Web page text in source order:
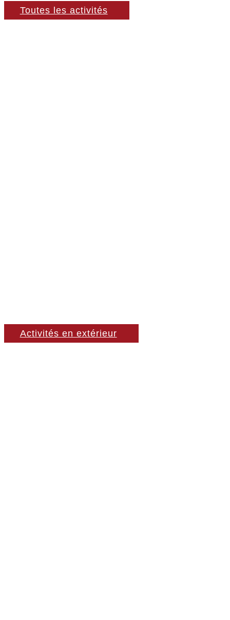
Toutes les activités
Activités en extérieur